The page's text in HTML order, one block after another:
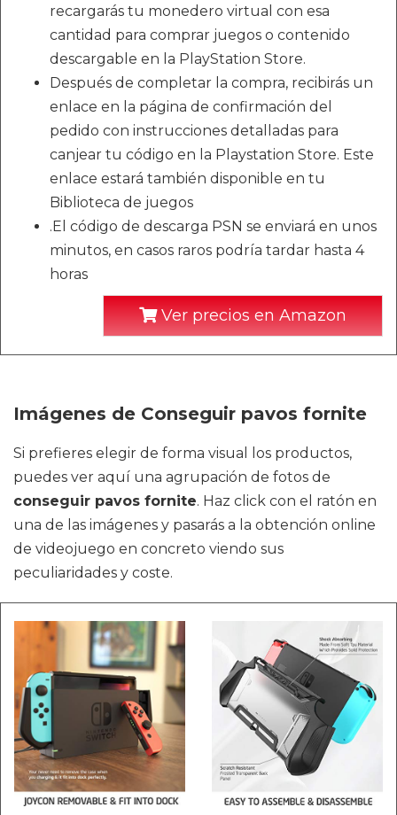
recargarás tu monedero virtual con esa
cantidad para comprar juegos o contenido
descargable en la PlayStation Store.
Después de completar la compra, recibirás un
enlace en la página de confirmación del
pedido con instrucciones detalladas para
canjear tu código en la Playstation Store. Este
enlace estará también disponible en tu
Biblioteca de juegos
.El código de descarga PSN se enviará en unos
minutos, en casos raros podría tardar hasta 4
horas
Ver precios en Amazon
Imágenes de Conseguir pavos fornite
Si prefieres elegir de forma visual los productos,
puedes ver aquí una agrupación de fotos de
conseguir pavos fornite. Haz click con el ratón en
una de las imágenes y pasarás a la obtención online
de videojuego en concreto viendo sus
peculiaridades y coste.